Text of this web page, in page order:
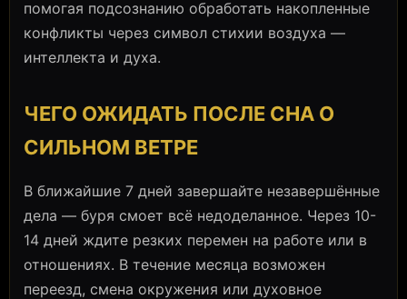
помогая подсознанию обработать накопленные
конфликты через символ стихии воздуха —
интеллекта и духа.
ЧЕГО ОЖИДАТЬ ПОСЛЕ СНА О
СИЛЬНОМ ВЕТРЕ
В ближайшие 7 дней завершайте незавершённые
дела — буря смоет всё недоделанное. Через 10-
14 дней ждите резких перемен на работе или в
отношениях. В течение месяца возможен
переезд, смена окружения или духовное